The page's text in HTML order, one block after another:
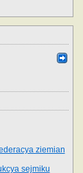
ziemian
sejmiku